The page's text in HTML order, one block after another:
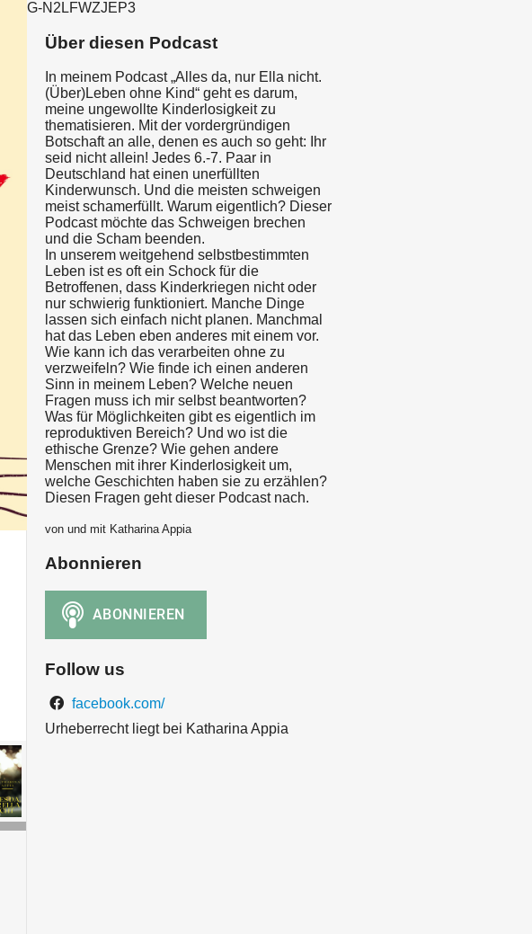
G-N2LFWZJEP3
Über diesen Podcast
In meinem Podcast „Alles da, nur Ella nicht.
(Über)Leben ohne Kind“ geht es darum,
meine ungewollte Kinderlosigkeit zu
thematisieren. Mit der vordergründigen
Botschaft an alle, denen es auch so geht: Ihr
seid nicht allein! Jedes 6.-7. Paar in
Deutschland hat einen unerfüllten
Kinderwunsch. Und die meisten schweigen
meist schamerfüllt. Warum eigentlich? Dieser
Podcast möchte das Schweigen brechen
und die Scham beenden.
In unserem weitgehend selbstbestimmten
Leben ist es oft ein Schock für die
Betroffenen, dass Kinderkriegen nicht oder
nur schwierig funktioniert. Manche Dinge
lassen sich einfach nicht planen. Manchmal
hat das Leben eben anderes mit einem vor.
Wie kann ich das verarbeiten ohne zu
verzweifeln? Wie finde ich einen anderen
Sinn in meinem Leben? Welche neuen
Fragen muss ich mir selbst beantworten?
Was für Möglichkeiten gibt es eigentlich im
reproduktiven Bereich? Und wo ist die
ethische Grenze? Wie gehen andere
Menschen mit ihrer Kinderlosigkeit um,
welche Geschichten haben sie zu erzählen?
Diesen Fragen geht dieser Podcast nach.
von und mit Katharina Appia
Abonnieren
Follow us
facebook.com/
Urheberrecht liegt bei Katharina Appia